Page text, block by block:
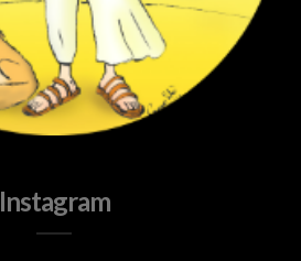
Instagram